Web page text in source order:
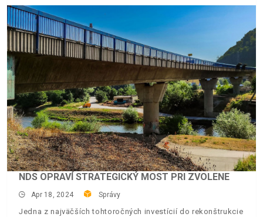
NDS OPRAVÍ STRATEGICKÝ MOST PRI ZVOLENE
Apr 18, 2024 Správy
Jedna z najväčších tohtoročných investícií do rekonštrukcie